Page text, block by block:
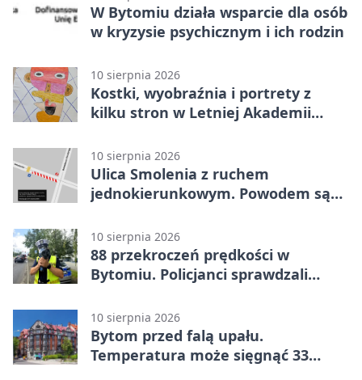
W Bytomiu działa wsparcie dla osób
w kryzysie psychicznym i ich rodzin
10 sierpnia 2026
Kostki, wyobraźnia i portrety z
kilku stron w Letniej Akademii
10 sierpnia 2026
Ulica Smolenia z ruchem
jednokierunkowym. Powodem są
10 sierpnia 2026
88 przekroczeń prędkości w
Bytomiu. Policjanci sprawdzali
10 sierpnia 2026
Bytom przed falą upału.
Temperatura może sięgnąć 33